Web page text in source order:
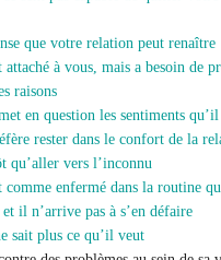
que votre relation peut renaître
à vous, mais a besoin de
raisons
en question les sentiments
rester dans le confort de la
qu’aller vers l’inconnu
comme enfermé dans la routine
il n’arrive pas à s’en défaire
sait plus ce qu’il veut